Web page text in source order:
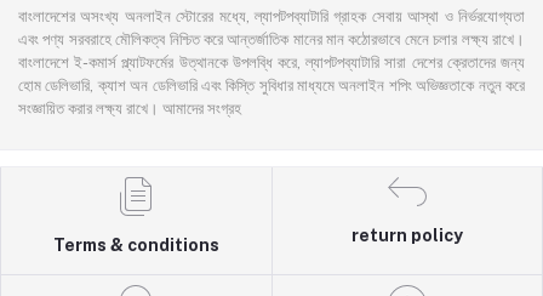
বাংলাদেশের অসংখ্য অনলাইন স্টোরের মধ্যে, ল্যাপটপব্যাটারি গ্রাহক সেবায় আস্থা ও নির্ভরযোগ্যতা
এবং পণ্য সরবরাহে মৌলিকত্ব নিশ্চিত করে আন্তর্জাতিক মানের মান কঠোরভাবে মেনে চলার লক্ষ্য রাখে।
বাংলাদেশে ই-কমার্স প্ল্যাটফর্মের উত্থানকে উপলব্ধি করে, ল্যাপটপব্যাটারি সারা দেশের ক্রেতাদের জন্য
হোম ডেলিভারি, ক্যাশ অন ডেলিভারি এবং কিস্তি সুবিধার মাধ্যমে অনলাইন শপিং অভিজ্ঞতাকে নতুন করে
সংজ্ঞায়িত করার লক্ষ্য রাখে। আমাদের সংগ্রহ
Terms & conditions
return policy